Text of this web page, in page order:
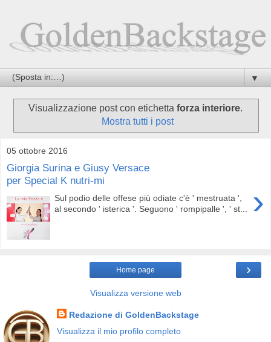
▼
Visualizzazione post con etichetta forza interiore.
Mostra tutti i post
05 ottobre 2016
Giorgia Surina e Giusy Versace
per Special K nutri-mi
›
Sul podio delle offese più odiate c'è ' mestruata ',
al secondo ' isterica '. Seguono ' rompipalle ', ' st...
›
Home page
Visualizza versione web
Redazione di GoldenBackstage
Visualizza il mio profilo completo